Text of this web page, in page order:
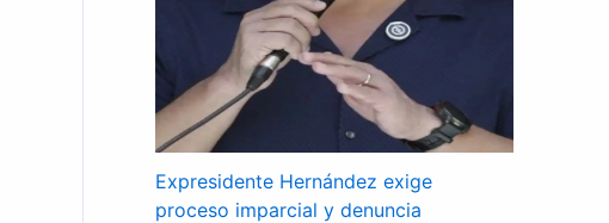
Expresidente Hernández exige
proceso imparcial y denuncia